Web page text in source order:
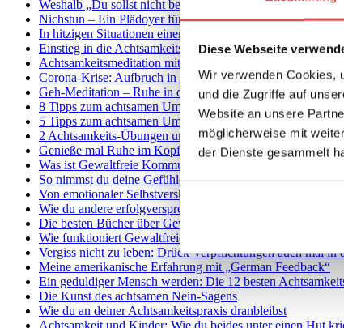
Diese Webseite
Wir verwenden Cookies,
und die Zugriffe auf
Website an unsere
möglicherweise mit
der Dienste gesammelt
Weshalb „Du sollst nicht bewerten“ Unsinn ist
Nichstun – Ein Plädoyer für Muße und Faulsein
In hitzigen Situationen einen kühlen Kopf bewahren: Die
Einstieg in die Achtsamkeitsmeditation
Achtsamkeitsmeditation mit Fokus auf den Atem, 10-
Corona-Krise: Aufbruch in ein neues Bewusstsein
Geh-Meditation – Ruhe in der Bewegung finden
8 Tipps zum achtsamen Umgang mit (Corona-)Ängsten
5 Tipps zum achtsamen Umgang mit schwierigen
2 Achtsamkeits-Übungen um das Gedankenkarussell zu
Genieße mal Ruhe im Kopf mit dieser angeleiteten
Was ist Gewaltfreie Kommunikation? Teil 1: Einführung
So nimmst du deine Gefühle wahr und bringst sie
Von emotionaler Selbstversklavung zu emotionaler
Wie du andere erfolgversprechend um etwas bittest
Die besten Bücher über Gewaltfreie Kommunikation
Wie funktioniert Gewaltfreie Kommunikation im
Vergiss nicht zu leben: Drück Verpflichtungen auch mal in
Meine amerikanische Erfahrung mit „German Feedback“
Ein geduldiger Mensch werden: Die 12 besten
Die Kunst des achtsamen Nein-Sagens
Wie du an deiner Achtsamkeitspraxis dranbleibst